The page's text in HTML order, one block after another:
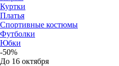
Куртки
Платья
Спортивные костюмы
Футболки
Юбки
-50%
До 16 октября